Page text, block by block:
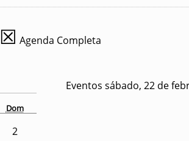
☒ Agenda Completa
Dom
2
Eventos sábado, 22 de